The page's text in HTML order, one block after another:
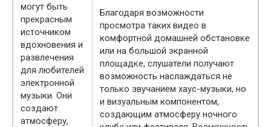
могут быть
прекрасным
источником
вдохновения и
развлечения
для любителей
электронной
музыки. Они
создают
атмосферу,
Благодаря возможности
просмотра таких видео в
комфортной домашней обстановке
или на большой экранной
площадке, слушатели получают
возможность наслаждаться не
только звучанием хаус-музыки, но
и визуальным компонентом,
создающим атмосферу ночного